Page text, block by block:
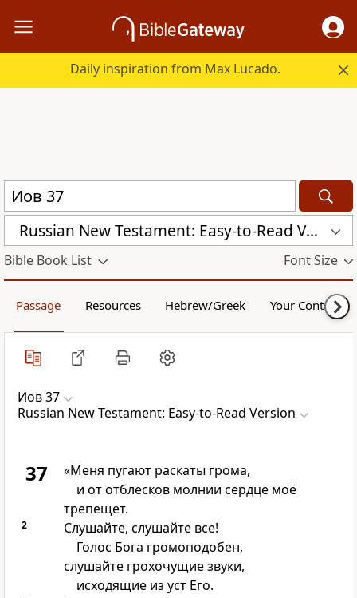
Daily inspiration from Max Lucado.
Russian New Testament: Easy-to-Read Version (ERV-RU)
Bible Book List Font Size
Passage Resources Hebrew/Greek Your Content
Иов 37
Russian New Testament: Easy-to-Read Version
37
«Меня пугают раскаты грома,
и от отблесков молнии сердце моё
трепещет.
2
Слушайте, слушайте все!
Голос Бога громоподобен,
слушайте грохочущие звуки,
исходящие из уст Его.